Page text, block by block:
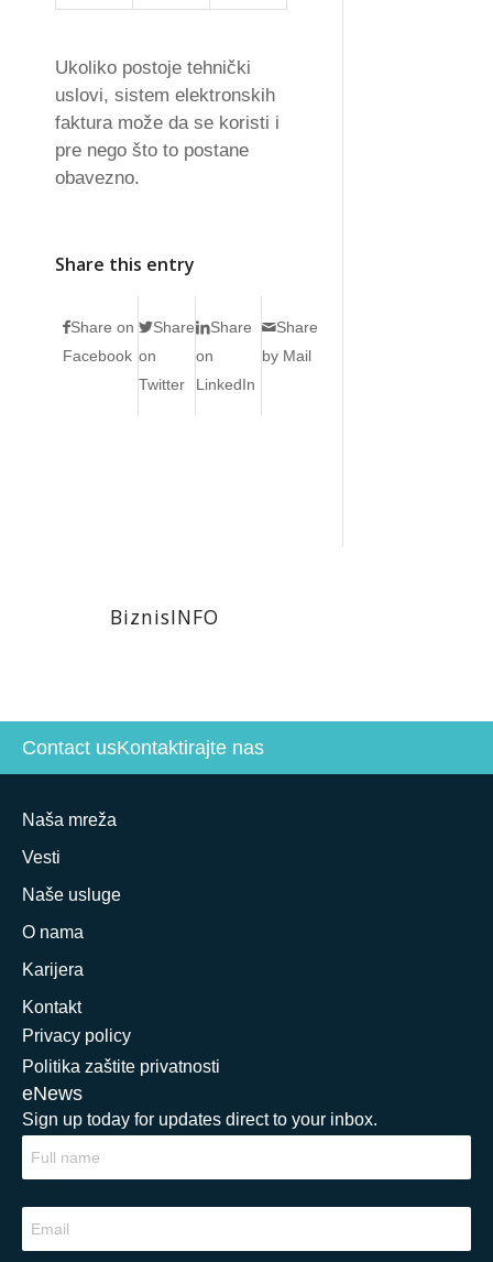
Ukoliko postoje tehnički
uslovi, sistem elektronskih
faktura može da se koristi i
pre nego što to postane
obavezno.
Share this entry
Share on
Facebook
Share
on
Twitter
Share
on
LinkedIn
Share
by Mail
BiznisINFO
Contact usKontaktirajte nas
Naša mreža
Vesti
Naše usluge
O nama
Karijera
Kontakt
Privacy policy
Politika zaštite privatnosti
eNews
Sign up today for updates direct to your inbox.